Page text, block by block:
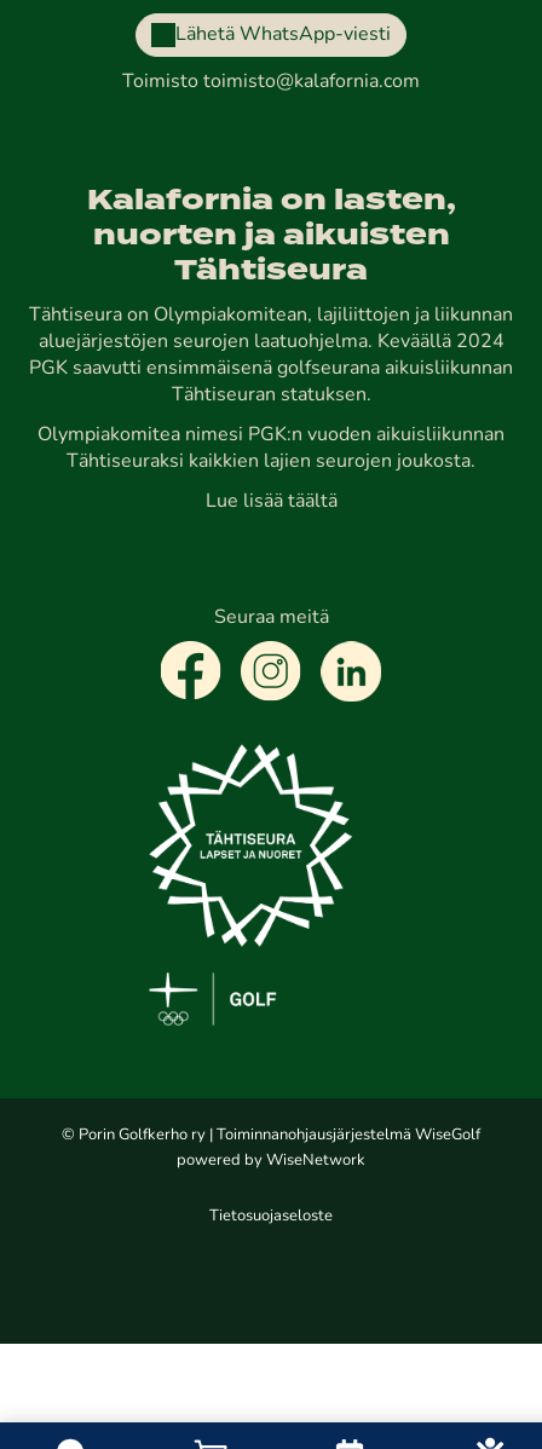
Lähetä WhatsApp-viesti
Toimisto toimisto@kalafornia.com
Kalafornia on lasten,
nuorten ja aikuisten
Tähtiseura
Tähtiseura on Olympiakomitean, lajiliittojen ja liikunnan
aluejärjestöjen seurojen laatuohjelma. Keväällä 2024
PGK saavutti ensimmäisenä golfseurana aikuisliikunnan
Tähtiseuran statuksen.
Olympiakomitea nimesi PGK:n vuoden aikuisliikunnan
Tähtiseuraksi kaikkien lajien seurojen joukosta.
Lue lisää täältä
Seuraa meitä
© Porin Golfkerho ry | Toiminnanohjausjärjestelmä WiseGolf
powered by WiseNetwork
Tietosuojaseloste